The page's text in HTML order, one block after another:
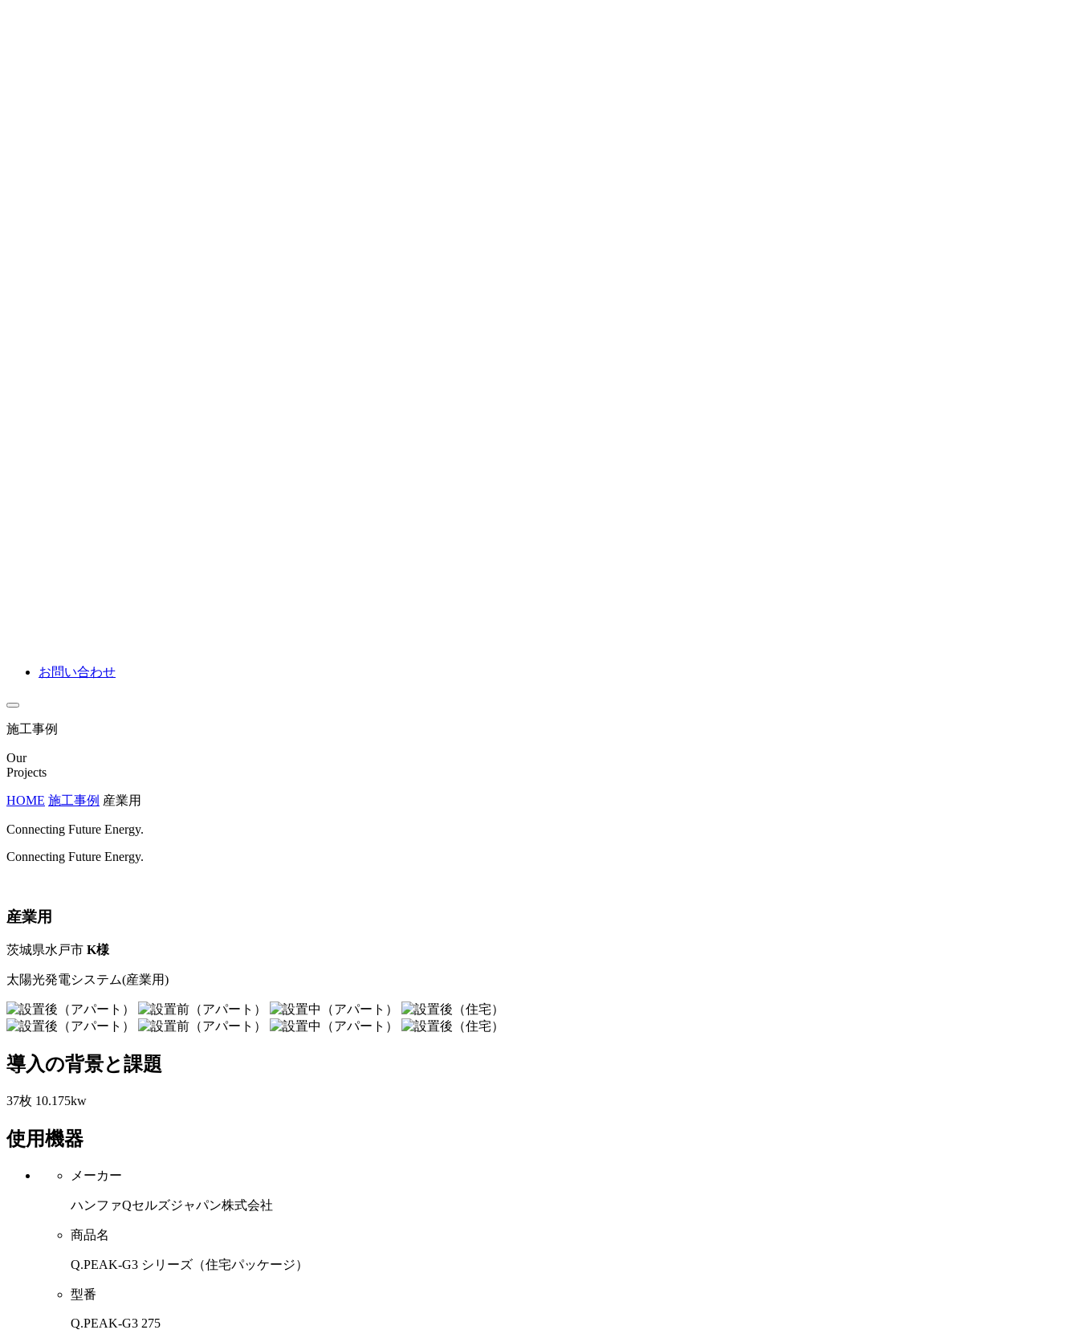
お問い合わせ
施工事例
Our
Projects
HOME 施工事例 産業用
Connecting Future Energy.
Connecting Future Energy.
産業用
茨城県水戸市 K様
太陽光発電システム(産業用)
導入の背景と課題
37枚 10.175kw
使用機器
メーカー
ハンファQセルズジャパン株式会社
商品名
Q.PEAK-G3 シリーズ（住宅パッケージ）
型番
Q.PEAK-G3 275